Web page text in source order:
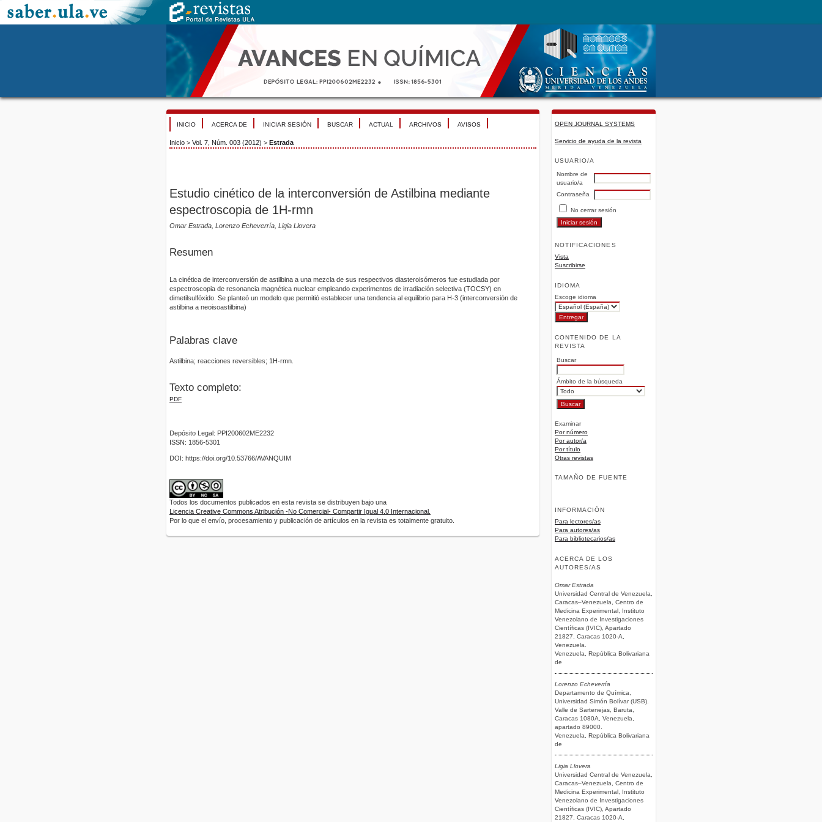
OPEN JOURNAL SYSTEMS
Servicio de ayuda de la revista
USUARIO/A
Nombre de
usuario/a
Contraseña
No cerrar sesión
NOTIFICACIONES
Vista
Suscribirse
IDIOMA
Escoge idioma
CONTENIDO DE LA
REVISTA
Buscar
Ámbito de la búsqueda
Examinar
Por número
Por autor/a
Por título
Otras revistas
TAMAÑO DE FUENTE
INFORMACIÓN
Para lectores/as
Para autores/as
Para bibliotecarios/as
ACERCA DE LOS
AUTORES/AS
Omar Estrada
Universidad Central de Venezuela,
Caracas–Venezuela, Centro de
Medicina Experimental, Instituto
Venezolano de Investigaciones
Científicas (IVIC), Apartado
21827, Caracas 1020-A,
Venezuela.
Venezuela, República Bolivariana
de
Lorenzo Echeverría
Departamento de Química,
Universidad Simón Bolívar (USB).
Valle de Sartenejas, Baruta,
Caracas 1080A, Venezuela,
apartado 89000.
Venezuela, República Bolivariana
de
Ligia Llovera
Universidad Central de Venezuela,
Caracas–Venezuela, Centro de
Medicina Experimental, Instituto
Venezolano de Investigaciones
Científicas (IVIC), Apartado
21827, Caracas 1020-A,
INICIO ACERCA DE INICIAR SESIÓN BUSCAR ACTUAL ARCHIVOS AVISOS
Inicio > Vol. 7, Núm. 003 (2012) > Estrada
Estudio cinético de la interconversión de Astilbina mediante
espectroscopia de 1H-rmn
Omar Estrada, Lorenzo Echeverría, Ligia Llovera
Resumen
La cinética de interconversión de astilbina a una mezcla de sus respectivos diasteroisómeros fue estudiada por
espectroscopia de resonancia magnética nuclear empleando experimentos de irradiación selectiva (TOCSY) en
dimetilsulfóxido. Se planteó un modelo que permitió establecer una tendencia al equilibrio para H-3 (interconversión de
astilbina a neoisoastilbina)
Palabras clave
Astilbina; reacciones reversibles; 1H-rmn.
Texto completo:
PDF
Depósito Legal: PPI200602ME2232
ISSN: 1856-5301
DOI: https://doi.org/10.53766/AVANQUIM
Todos los documentos publicados en esta revista se distribuyen bajo una
Licencia Creative Commons Atribución -No Comercial- Compartir Igual 4.0 Internacional.
Por lo que el envío, procesamiento y publicación de artículos en la revista es totalmente gratuito.